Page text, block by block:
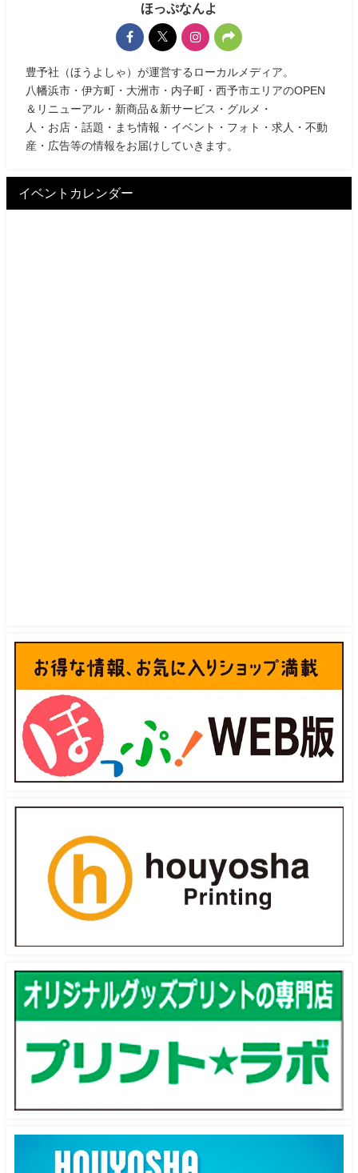
ほっぷなんよ
豊予社（ほうよしゃ）が運営するローカルメディア。
八幡浜市・伊方町・大洲市・内子町・西予市エリアのOPEN
＆リニューアル・新商品＆新サービス・グルメ・
人・お店・話題・まち情報・イベント・フォト・求人・不動
産・広告等の情報をお届けしていきます。
イベントカレンダー